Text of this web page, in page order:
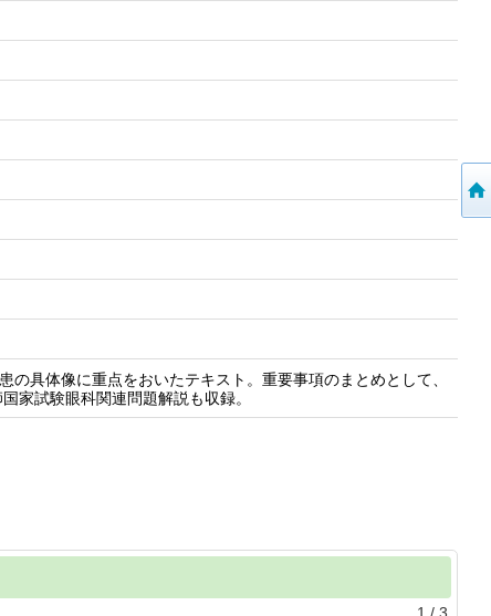
具体像に重点をおいたテキスト。重要事項のまとめとして、
家試験眼科関連問題解説も収録。